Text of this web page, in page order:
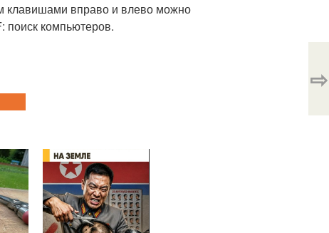
клавишами вправо и влево можно
компьютеров.
⇨